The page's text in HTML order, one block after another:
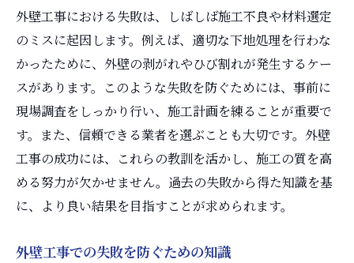
外壁工事における失敗は、しばしば施工不良や材料選定
のミスに起因します。例えば、適切な下地処理を行わな
かったために、外壁の剥がれやひび割れが発生するケー
スがあります。このような失敗を防ぐためには、事前に
現場調査をしっかり行い、施工計画を練ることが重要で
す。また、信頼できる業者を選ぶことも大切です。外壁
工事の成功には、これらの教訓を活かし、施工の質を高
める努力が欠かせません。過去の失敗から得た知識を基
に、より良い結果を目指すことが求められます。
外壁工事での失敗を防ぐための知識